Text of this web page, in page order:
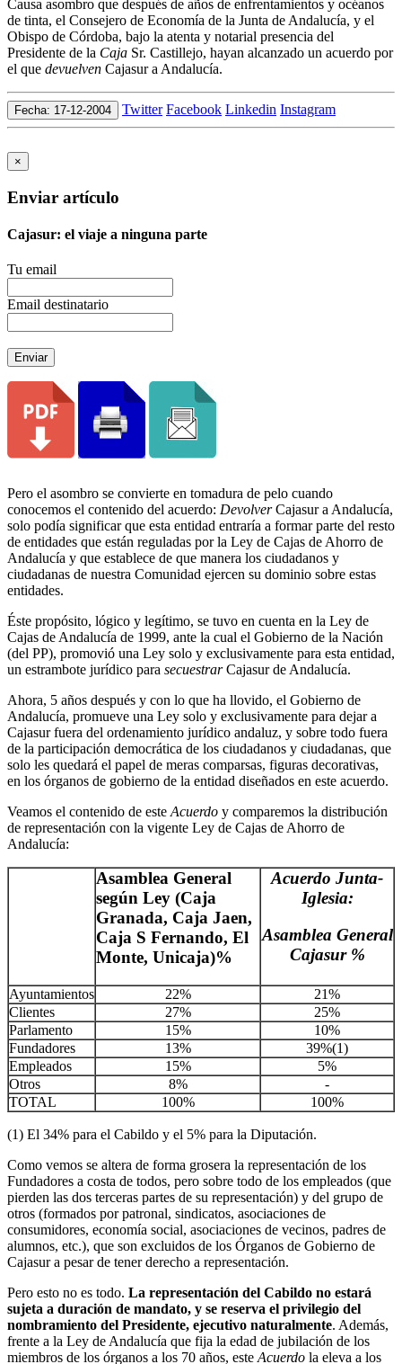
Causa asombro que después de años de enfrentamientos y océanos
de tinta, el Consejero de Economía de la Junta de Andalucía, y el
Obispo de Córdoba, bajo la atenta y notarial presencia del
Presidente de la Caja Sr. Castillejo, hayan alcanzado un acuerdo por
el que devuelven Cajasur a Andalucía.
Fecha: 17-12-2004 Twitter Facebook Linkedin Instagram
×
Enviar artículo
Cajasur: el viaje a ninguna parte
Tu email
Email destinatario
Enviar
Pero el asombro se convierte en tomadura de pelo cuando
conocemos el contenido del acuerdo: DevolverCajasur a Andalucía,
solo podía significar que esta entidad entraría a formar parte del resto
de entidades que están reguladas por la Ley de Cajas de Ahorro de
Andalucía y que establece de que manera los ciudadanos y
ciudadanas de nuestra Comunidad ejercen su dominio sobre estas
entidades.
Éste propósito, lógico y legítimo, se tuvo en cuenta en la Ley de
Cajas de Andalucía de 1999, ante la cual el Gobierno de la Nación
(del PP), promovió una Ley solo y exclusivamente para esta entidad,
un estrambote jurídico para secuestrarCajasur de Andalucía.
Ahora, 5 años después y con lo que ha llovido, el Gobierno de
Andalucía, promueve una Ley solo y exclusivamente para dejar a
Cajasur fuera del ordenamiento jurídico andaluz, y sobre todo fuera
de la participación democrática de los ciudadanos y ciudadanas, que
solo les quedará el papel de meras comparsas, figuras decorativas,
en los órganos de gobierno de la entidad diseñados en este acuerdo.
Veamos el contenido de este Acuerdo y comparemos la distribución
de representación con la vigente Ley de Cajas de Ahorro de
Andalucía:
Asamblea General
según Ley (Caja
Granada, Caja Jaen,
Caja S Fernando, El
Monte, Unicaja)%
Acuerdo Junta-
Iglesia:
Asamblea General
Cajasur %
Ayuntamientos 22%
21%
Clientes
27%
25%
Parlamento
15%
10%
Fundadores
13%
39%(1)
Empleados
15%
5%
Otros
8%
-
TOTAL
100% 100%
(1) El 34% para el Cabildo y el 5% para la Diputación.
Como vemos se altera de forma grosera la representación de los
Fundadores a costa de todos, pero sobre todo de los empleados (que
pierden las dos terceras partes de su representación) y del grupo de
otros (formados por patronal, sindicatos, asociaciones de
consumidores, economía social, asociaciones de vecinos, padres de
alumnos, etc.), que son excluidos de los Órganos de Gobierno de
Cajasur a pesar de tener derecho a representación.
Pero esto no es todo. La representación del Cabildo no estará
sujeta a duración de mandato, y se reserva el privilegio del
nombramiento del Presidente, ejecutivo naturalmente. Además,
frente a la Ley de Andalucía que fija la edad de jubilación de los
miembros de los órganos a los 70 años, este Acuerdo la eleva a los